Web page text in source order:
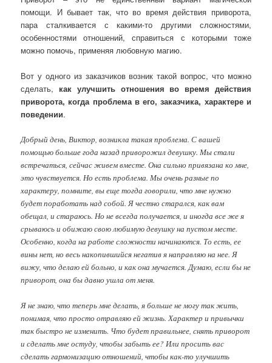
помощи. И бывает так, что во время действия приворота,
пара сталкивается с какими-то другими сложностями,
особенностями отношений, справиться с которыми тоже
можно помочь, применяя любовную магию.
Вот у одного из заказчиков возник такой вопрос, что можно
сделать, как улучшить отношения во время действия
приворота, когда проблема в его, заказчика, характере и
поведении.
Добрый день, Виктор, возникла такая проблема. С вашей
помощью больше года назад приворожил девушку. Мы стали
встречаться, сейчас живем вместе. Она сильно привязана ко мне,
это чувствуется. Но есть проблема. Мы очень разные по
характеру, помните, вы еще тогда говорили, что мне нужно
будет поработать над собой. Я честно старался, как вам
обещал, и стараюсь. Но не всегда получается, и иногда все же я
срываюсь и обижаю свою любимую девушку на пустом месте.
Особенно, когда на работе сложности начинаются. То есть, ее
вины нет, но весь накопившийся негатив я направляю на нее. Я
вижу, что делаю ей больно, и как она мучается. Думаю, если бы не
приворот, она бы давно ушла от меня.
Я не знаю, что теперь мне делать, я больше не могу так жить,
понимая, что просто отравляю ей жизнь. Характер и привычки
так быстро не изменить. Что будет правильнее, снять приворот
и сделать мне остуду, чтобы забыть ее? Или просить вас
сделать гармонизацию отношений, чтобы как-то улучшить